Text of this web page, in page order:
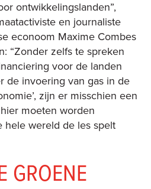
ontwikkelingslanden”,
en journaliste
econoom Maxime Combes
“Zonder zelfs te spreken
voor de landen
de invoering van gas in de
zijn er misschien een
moeten worden
hele wereld de les spelt
GROENE